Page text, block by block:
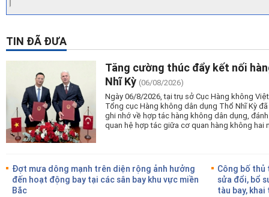
TIN ĐÃ ĐƯA
Tăng cường thúc đẩy kết nối
Nhĩ Kỳ (06/08/2026)
Ngày 06/8/2026, tại trụ sở Cục Hàng không
Tổng cục Hàng không dân dụng Thổ Nhĩ Kỳ
ghi nhớ về hợp tác hàng không dân dụng,
quan hệ hợp tác giữa cơ quan hàng không hai
Đợt mưa dông mạnh trên diện rộng ảnh hưởng
đến hoạt động bay tại các sân bay khu vực miền
Bắc
Công bố thủ
sửa đổi, bổ
tàu bay,